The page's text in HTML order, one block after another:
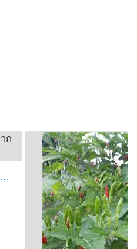
ขายส่งพริกขี้หนูสวน? สดจากไร่? ราคาถูกกว่าตลาด